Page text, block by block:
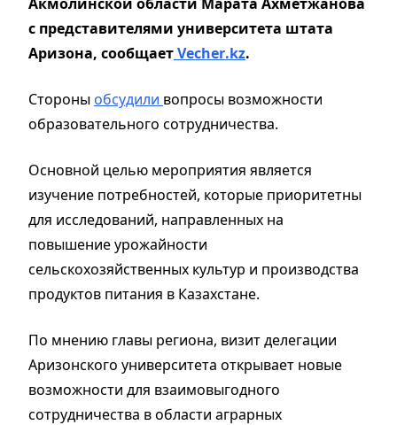
с представителями университета штата
Аризона, сообщаетVecher.kz.
Стороны обсудили вопросы возможности
образовательного сотрудничества.
Основной целью мероприятия является
изучение потребностей, которые приоритетны
для исследований, направленных на
повышение урожайности
сельскохозяйственных культур и производства
продуктов питания в Казахстане.
По мнению главы региона, визит делегации
Аризонского университета открывает новые
возможности для взаимовыгодного
сотрудничества в области аграрных